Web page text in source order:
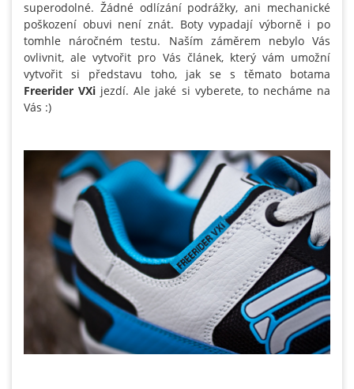
superodolné. Žádné odlízání podrážky, ani mechanické
poškození obuvi není znát. Boty vypadají výborně i po
tomhle náročném testu. Naším záměrem nebylo Vás
ovlivnit, ale vytvořit pro Vás článek, který vám umožní
vytvořit si představu toho, jak se s těmato botama
Freerider VXi jezdí. Ale jaké si vyberete, to necháme na
Vás :)